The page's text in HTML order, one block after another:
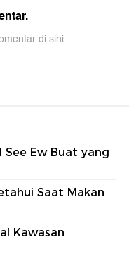
di sini
See Ew Buat yang
Saat Makan
Kawasan